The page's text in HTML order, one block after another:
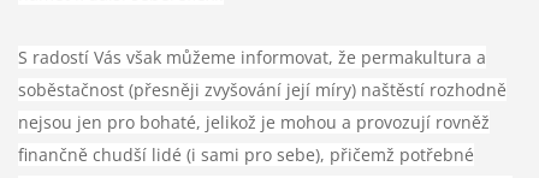
S radostí Vás však můžeme informovat, že permakultura a
soběstačnost (přesněji zvyšování její míry) naštěstí rozhodně
nejsou jen pro bohaté, jelikož je mohou a provozují rovněž
finančně chudší lidé (i sami pro sebe), přičemž potřebné